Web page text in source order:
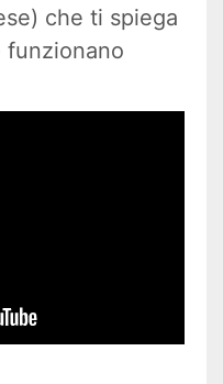
che ti spiega
funzionano